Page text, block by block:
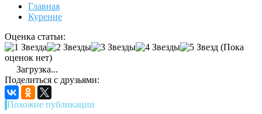
Главная
Курение
Оценка статьи:
(Пока
оценок нет)
Загрузка...
Поделиться с друзьями:
Похожие публикации